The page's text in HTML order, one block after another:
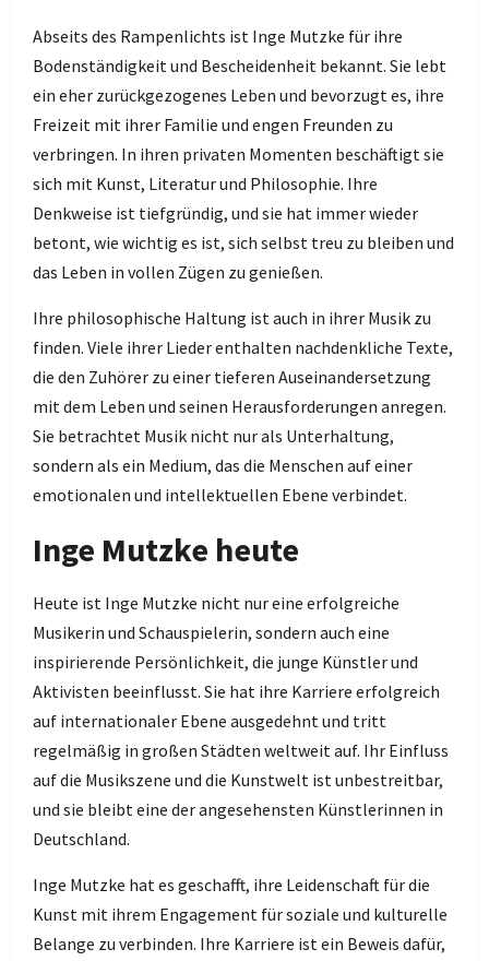
Abseits des Rampenlichts ist Inge Mutzke für ihre
Bodenständigkeit und Bescheidenheit bekannt. Sie lebt
ein eher zurückgezogenes Leben und bevorzugt es, ihre
Freizeit mit ihrer Familie und engen Freunden zu
verbringen. In ihren privaten Momenten beschäftigt sie
sich mit Kunst, Literatur und Philosophie. Ihre
Denkweise ist tiefgründig, und sie hat immer wieder
betont, wie wichtig es ist, sich selbst treu zu bleiben und
das Leben in vollen Zügen zu genießen.
Ihre philosophische Haltung ist auch in ihrer Musik zu
finden. Viele ihrer Lieder enthalten nachdenkliche Texte,
die den Zuhörer zu einer tieferen Auseinandersetzung
mit dem Leben und seinen Herausforderungen anregen.
Sie betrachtet Musik nicht nur als Unterhaltung,
sondern als ein Medium, das die Menschen auf einer
emotionalen und intellektuellen Ebene verbindet.
Inge Mutzke heute
Heute ist Inge Mutzke nicht nur eine erfolgreiche
Musikerin und Schauspielerin, sondern auch eine
inspirierende Persönlichkeit, die junge Künstler und
Aktivisten beeinflusst. Sie hat ihre Karriere erfolgreich
auf internationaler Ebene ausgedehnt und tritt
regelmäßig in großen Städten weltweit auf. Ihr Einfluss
auf die Musikszene und die Kunstwelt ist unbestreitbar,
und sie bleibt eine der angesehensten Künstlerinnen in
Deutschland.
Inge Mutzke hat es geschafft, ihre Leidenschaft für die
Kunst mit ihrem Engagement für soziale und kulturelle
Belange zu verbinden. Ihre Karriere ist ein Beweis dafür,